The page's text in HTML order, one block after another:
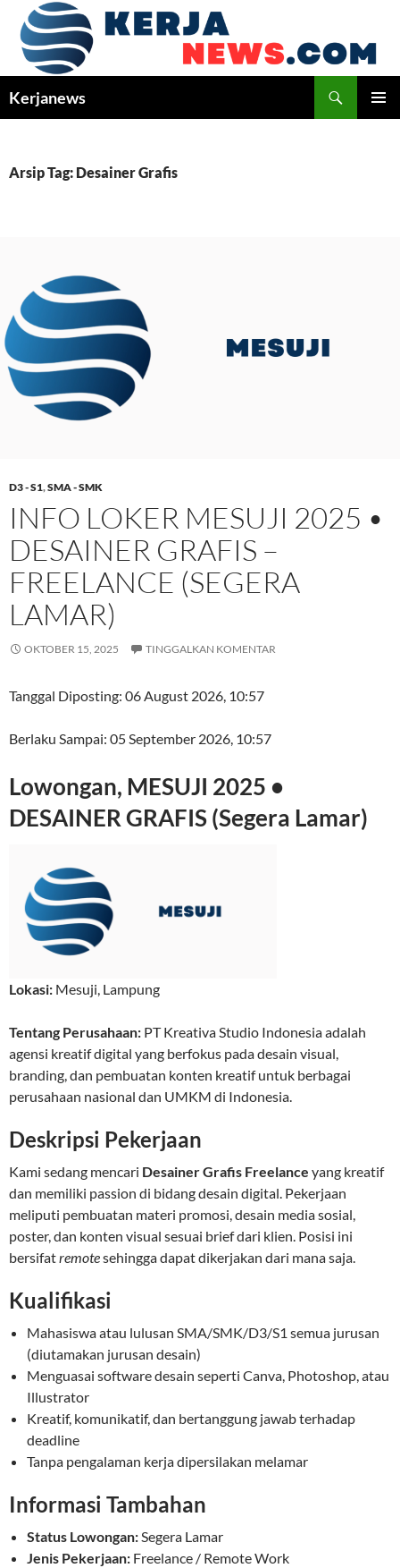
Langsung
Kerjanews
Arsip Tag: Desainer Grafis
D3 - S1,SMA - SMK
INFO LOKER MESUJI 2025 •
DESAINER GRAFIS –
FREELANCE (SEGERA
LAMAR)
OKTOBER 15, 2025 TINGGALKAN KOMENTAR
Tanggal Diposting: 06 August 2026, 10:57
Berlaku Sampai: 05 September 2026, 10:57
Lowongan, MESUJI 2025 •
DESAINER GRAFIS (Segera Lamar)
Lokasi: Mesuji, Lampung
Tentang Perusahaan: PT Kreativa Studio Indonesia adalah
agensi kreatif digital yang berfokus pada desain visual,
branding, dan pembuatan konten kreatif untuk berbagai
perusahaan nasional dan UMKM di Indonesia.
Deskripsi Pekerjaan
Kami sedang mencari Desainer Grafis Freelance yang kreatif
dan memiliki passion di bidang desain digital. Pekerjaan
meliputi pembuatan materi promosi, desain media sosial,
poster, dan konten visual sesuai brief dari klien. Posisi ini
bersifatremotesehingga dapat dikerjakan dari mana saja.
Kualifikasi
Mahasiswa atau lulusan SMA/SMK/D3/S1 semua jurusan
(diutamakan jurusan desain)
Menguasai software desain seperti Canva, Photoshop, atau
Illustrator
Kreatif, komunikatif, dan bertanggung jawab terhadap
deadline
Tanpa pengalaman kerja dipersilakan melamar
Informasi Tambahan
Status Lowongan:Segera Lamar
Jenis Pekerjaan: Freelance / Remote Work